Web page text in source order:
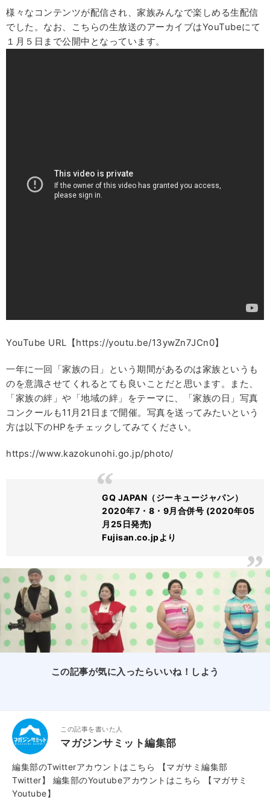
様々なコンテンツが配信され、家族みんなで楽しめる生配信
でした。なお、こちらの生放送のアーカイブはYouTubeにて
１月５日まで公開中となっています。
YouTube URL【https://youtu.be/13ywZn7JCn0】
一年に一回「家族の日」という期間があるのは家族というも
のを意識させてくれるとても良いことだと思います。また、
「家族の絆」や「地域の絆」をテーマに、「家族の日」写真
コンクールも11月21日まで開催。写真を送ってみたいという
方は以下のHPをチェックしてみてください。
https://www.kazokunohi.go.jp/photo/
GQ JAPAN（ジーキュージャパン）
2020年7・8・9月合併号 (2020年05
月25日発売)
Fujisan.co.jpより
この記事が気に入ったらいいね！しよう
この記事を書いた人
マガジンサミット編集部
編集部のTwitterアカウントはこちら
【マガサミ編集部
Twitter】
編集部のYoutubeアカウントはこちら
【マガサミ
Youtube】